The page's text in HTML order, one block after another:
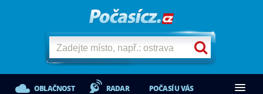
OBLAČNOST RADAR POČASÍ U VÁS